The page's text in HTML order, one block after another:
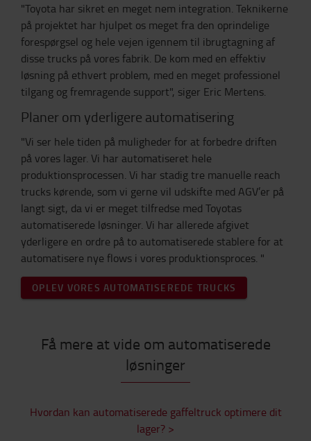
"Toyota har sikret en meget nem integration. Teknikerne
på projektet har hjulpet os meget fra den oprindelige
forespørgsel og hele vejen igennem til ibrugtagning af
disse trucks på vores fabrik. De kom med en effektiv
løsning på ethvert problem, med en meget professionel
tilgang og fremragende support", siger Eric Mertens.
Planer om yderligere automatisering
"Vi ser hele tiden på muligheder for at forbedre driften
på vores lager. Vi har automatiseret hele
produktionsprocessen. Vi har stadig tre manuelle reach
trucks kørende, som vi gerne vil udskifte med AGV’er på
langt sigt, da vi er meget tilfredse med Toyotas
automatiserede løsninger. Vi har allerede afgivet
yderligere en ordre på to automatiserede stablere for at
automatisere nye flows i vores produktionsproces. "
OPLEV VORES AUTOMATISEREDE TRUCKS
Få mere at vide om automatiserede
løsninger
Hvordan kan automatiserede gaffeltruck optimere dit
lager? >